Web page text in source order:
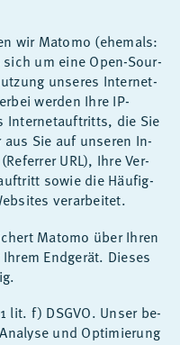
wir Ma­to­mo (ehe­mals:
sich um eine Open-Sour­
un­se­res In­ter­net­
wer­den Ihre IP-
In­ter­net­auf­tritts, die Sie
Sie auf un­se­ren In­
URL), Ihre Ver­
so­wie die Häu­fig­
ver­ar­bei­tet.
Ma­to­mo über Ih­ren
End­ge­rät. Die­ses
lit. f) DS­GVO. Un­ser be­
und Op­ti­mie­rung